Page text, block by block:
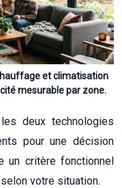
et climatisation
mesurable par zone.
deux technologies
pour une décision
un critère fonctionnel
votre situation.